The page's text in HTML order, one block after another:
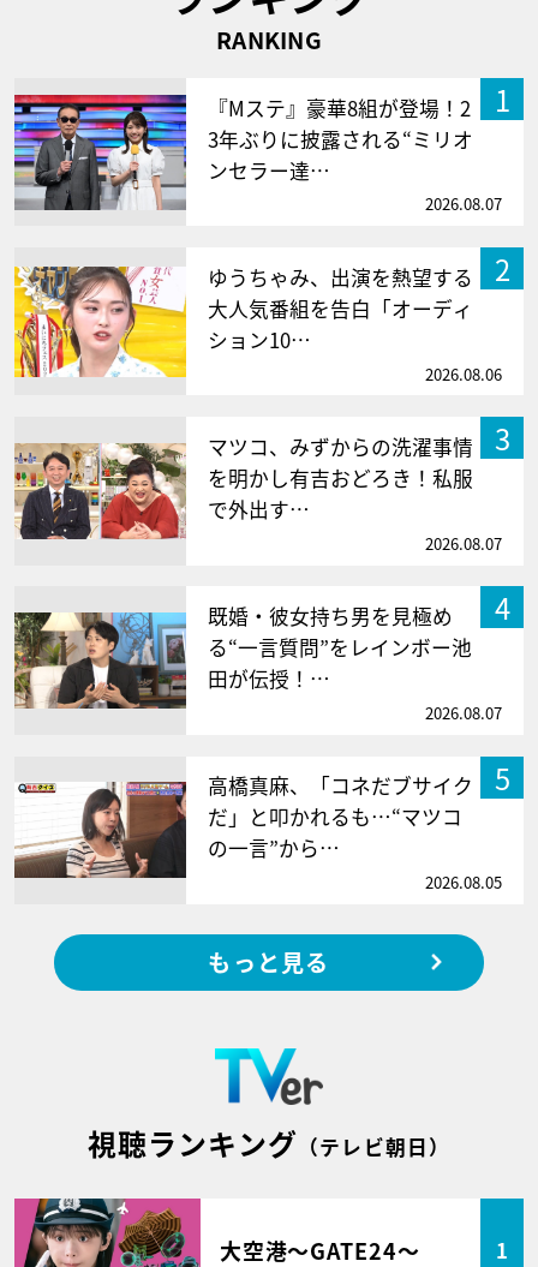
RANKING
1
『Mステ』豪華8組が登場！2
3年ぶりに披露される“ミリオ
ンセラー達…
2026.08.07
2
ゆうちゃみ、出演を熱望する
大人気番組を告白「オーディ
ション10…
2026.08.06
3
マツコ、みずからの洗濯事情
を明かし有吉おどろき！私服
で外出す…
2026.08.07
4
既婚・彼女持ち男を見極め
る“一言質問”をレインボー池
田が伝授！…
2026.08.07
5
高橋真麻、「コネだブサイク
だ」と叩かれるも…“マツコ
の一言”から…
2026.08.05
もっと見る
視聴ランキング （テレビ朝日）
大空港～GATE24～ 1